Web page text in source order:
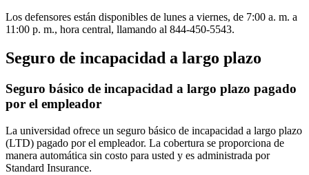
Los defensores están disponibles de lunes a viernes, de 7:00 a. m. a
11:00 p. m., hora central, llamando al 844-450-5543.
Seguro de incapacidad a largo plazo
Seguro básico de incapacidad a largo plazo pagado
por el empleador
La universidad ofrece un seguro básico de incapacidad a largo plazo
(LTD) pagado por el empleador. La cobertura se proporciona de
manera automática sin costo para usted y es administrada por
Standard Insurance.